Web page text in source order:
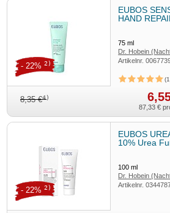
EUBOS
HAND
75ml
Dr. Hobein
Artikelnr.
1
8,35 €4)
- 22% 2)
87,33 €
EUBOS
10% Urea
100ml
Dr. Hobein
Artikelnr.
- 22% 2)